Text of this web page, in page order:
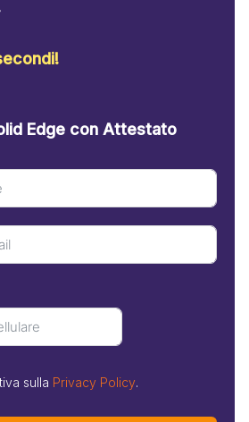
Edge con Attestato
sulla Privacy Policy.